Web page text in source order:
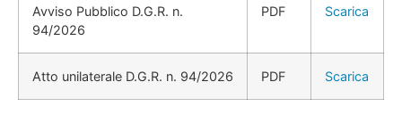
Avviso Pubblico D.G.R. n.
94/2026
PDF Scarica
Atto unilaterale D.G.R. n. 94/2026 PDF Scarica